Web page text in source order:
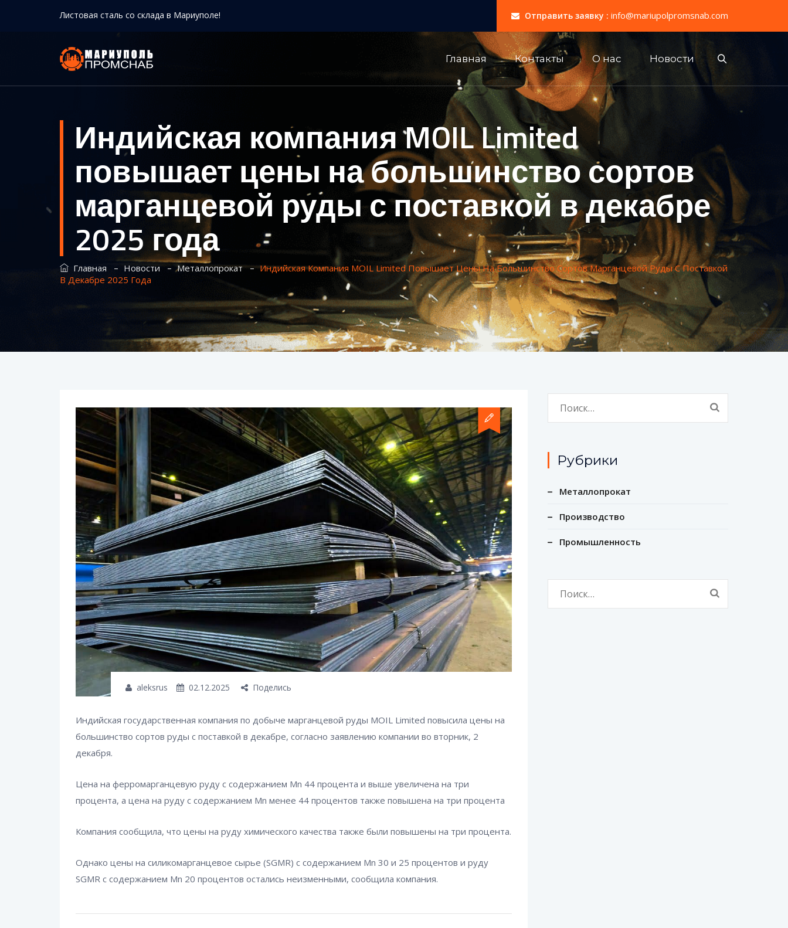
Листовая сталь со склада в Мариуполе! Отправить заявку : info@mariupolpromsnab.com
Главная Контакты О нас Новости
Индийская компания MOIL Limited
повышает цены на большинство сортов
марганцевой руды с поставкой в ​​декабре
2025 года
Главная – Новости –Металлопрокат–Индийская Компания MOIL Limited Повышает Цены На Большинство Сортов Марганцевой Руды С Поставкой
В ​​декабре 2025 Года
aleksrus 02.12.2025 Поделись
Индийская государственная компания по добыче марганцевой руды MOIL Limited повысила цены на
большинство сортов руды с поставкой в декабре, согласно заявлению компании во вторник, 2
декабря.
Цена на ферромарганцевую руду с содержанием Mn 44 процента и выше увеличена на три
процента, а цена на руду с содержанием Mn менее 44 процентов также повышена на три процента
Компания сообщила, что цены на руду химического качества также были повышены на три процента.
Однако цены на силикомарганцевое сырье (SGMR) с содержанием Mn 30 и 25 процентов и руду
SGMR с содержанием Mn 20 процентов остались неизменными, сообщила компания.
Рубрики
Металлопрокат
Производство
Промышленность